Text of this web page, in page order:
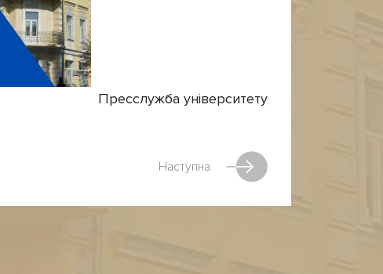
Пресслужба університету
Наступна